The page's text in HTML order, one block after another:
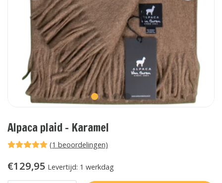
Alpaca plaid - Karamel
(1 beoordelingen)
€129,95 Levertijd: 1 werkdag